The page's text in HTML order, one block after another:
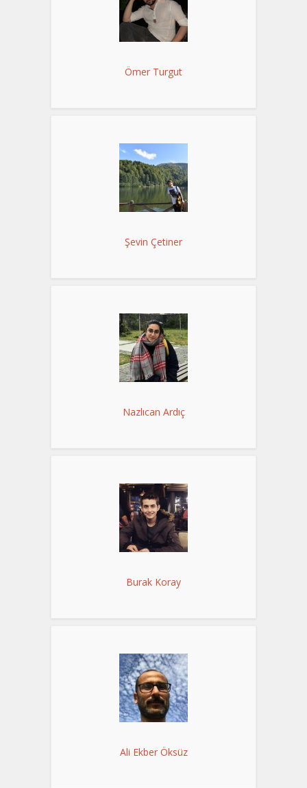
Ömer Turgut
Şevin Çetiner
Nazlıcan Ardıç
Burak Koray
Ali Ekber Öksüz